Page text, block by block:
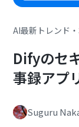
AI最新トレンド ・
Difyのセ
事録アプ
Suguru